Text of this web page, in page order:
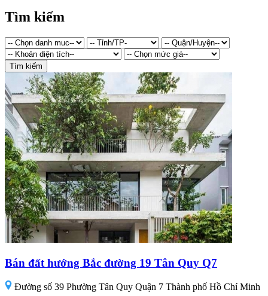
Tìm kiếm
Tìm kiếm
Bán đất hướng Bắc đường 19 Tân Quy Q7
Đường số 39 Phường Tân Quy Quận 7 Thành phố Hồ Chí Minh